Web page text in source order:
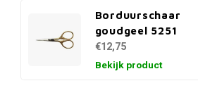
Borduurschaar
goudgeel 5251
€12,75
Bekijk product